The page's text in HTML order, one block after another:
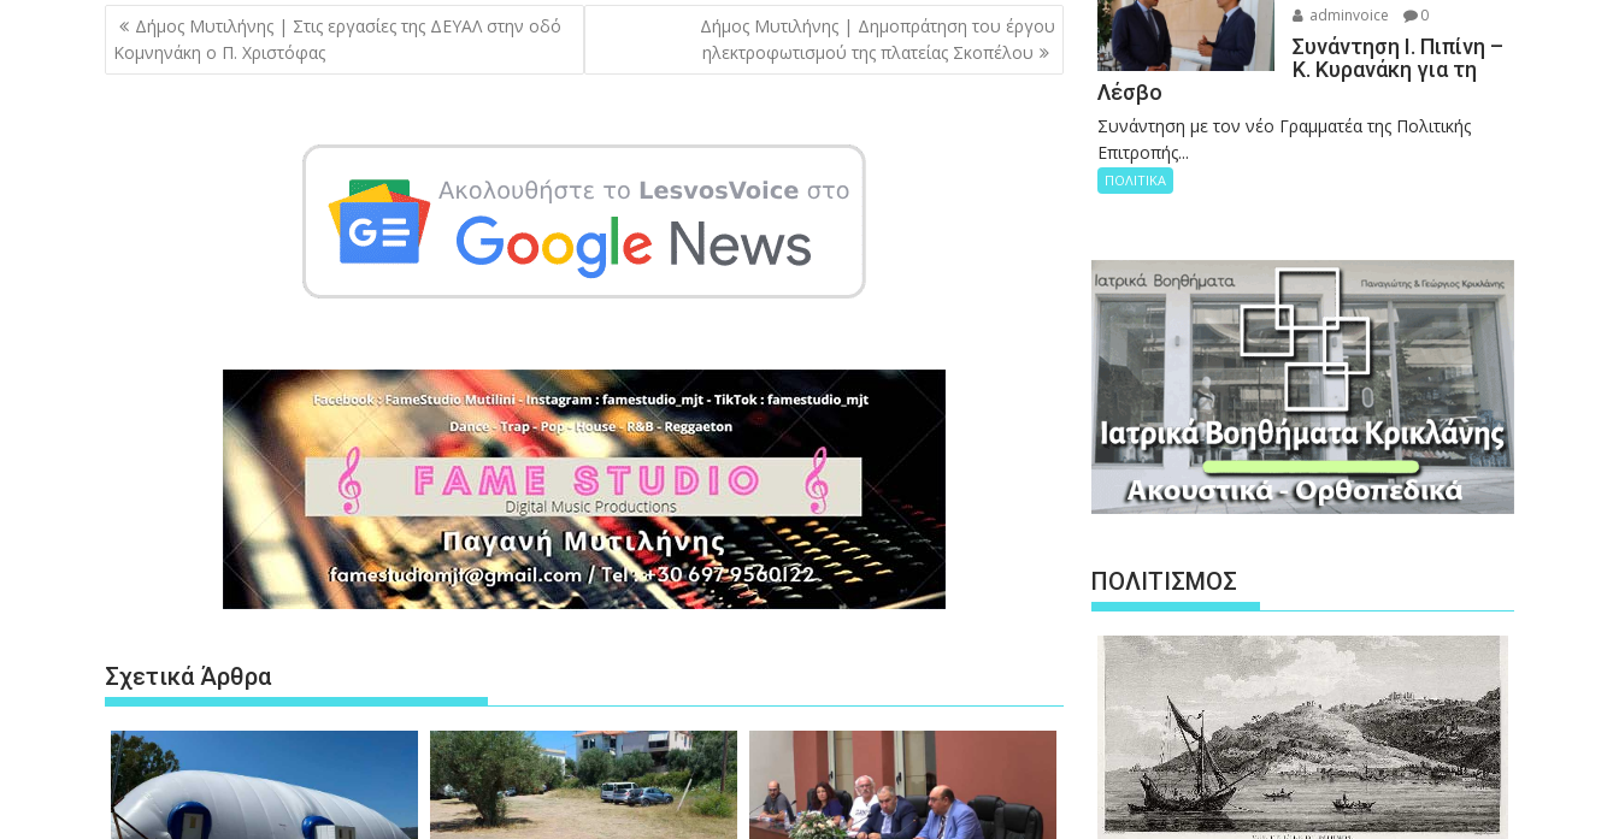
Πλοήγηση
άρθρων
Δήμος Μυτιλήνης | Στις εργασίες της ΔΕΥΑΛ στην οδό
Κομνηνάκη ο Π. Χριστόφας
Δήμος Μυτιλήνης | Δημοπράτηση του έργου
ηλεκτροφωτισμού της πλατείας Σκοπέλου
Σχετικά Άρθρα
adminvoice
0
Συνάντηση Ι. Πιπίνη –
Κ. Κυρανάκη για τη
Λέσβο
Συνάντηση με τον νέο Γραμματέα της Πολιτικής
Επιτροπής...
ΠΟΛΙΤΙΚΑ
ΠΟΛΙΤΙΣΜΟΣ